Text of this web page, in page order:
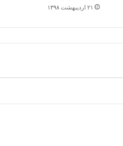
۲۱ اردیبهشت ۱۳۹۸